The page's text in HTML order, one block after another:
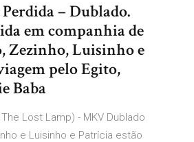
– Dublado.
em companhia de
Zezinho, Luisinho e
pelo Egito,
Baba
Lost Lamp) - MKV Dublado
e Luisinho e Patrícia estão